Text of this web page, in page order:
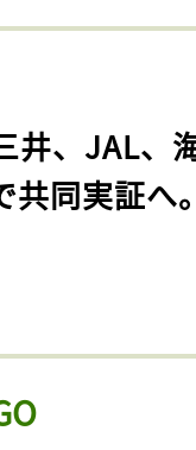
井、JAL、
共同実証へ